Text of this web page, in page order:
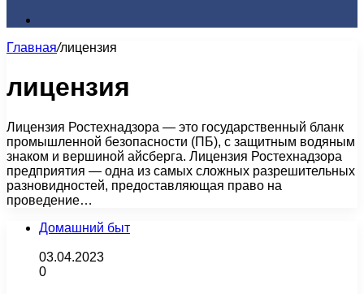
Главная/лицензия
лицензия
Лицензия Ростехнадзора — это государственный бланк
промышленной безопасности (ПБ), с защитным водяным
знаком и вершиной айсберга. Лицензия Ростехнадзора
предприятия — одна из самых сложных разрешительных
разновидностей, предоставляющая право на
проведение…
Домашний быт
03.04.2023
0